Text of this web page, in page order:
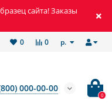
сайта! Заказы
р.
0
0
000-00-00
0